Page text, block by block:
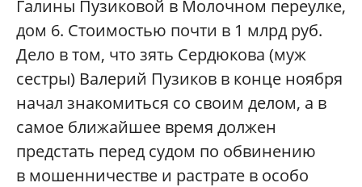
Галины Пузиковой в Молочном переулке,
дом 6. Стоимостью почти в 1 млрд руб.
Дело в том, что зять Сердюкова (муж
сестры) Валерий Пузиков в конце ноября
начал знакомиться со своим делом, а в
самое ближайшее время должен
предстать перед судом по обвинению
в мошенничестве и растрате в особо